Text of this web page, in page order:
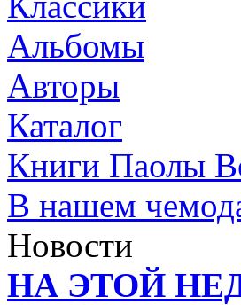
Альбомы
Авторы
Каталог
Книги Паолы
В нашем
Новости
НА ЭТОЙ